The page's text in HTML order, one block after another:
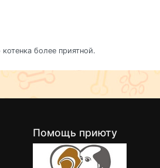
более приятной.
Помощь приюту